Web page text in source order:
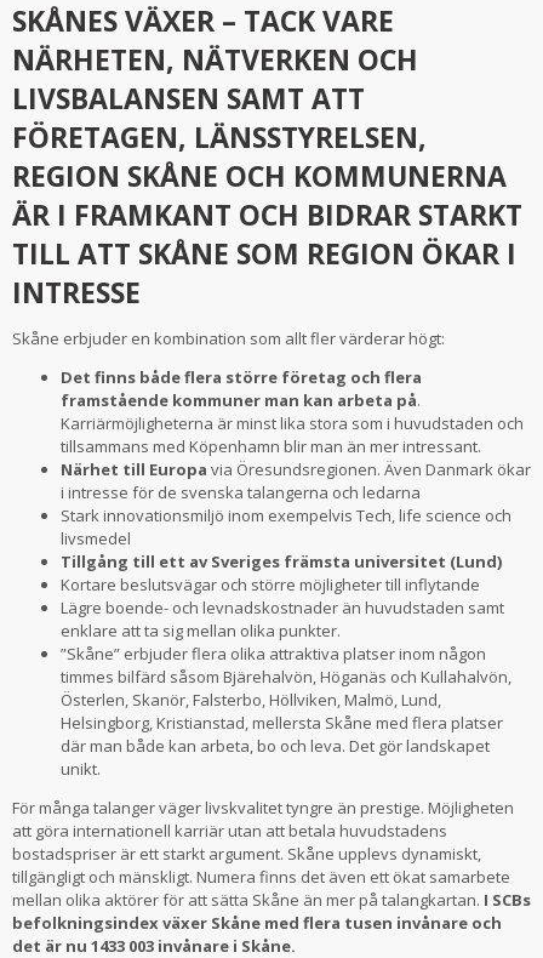
SKÅNES VÄXER – TACK VARE
NÄRHETEN, NÄTVERKEN OCH
LIVSBALANSEN SAMT ATT
FÖRETAGEN, LÄNSSTYRELSEN,
REGION SKÅNE OCH KOMMUNERNA
ÄR I FRAMKANT OCH BIDRAR STARKT
TILL ATT SKÅNE SOM REGION ÖKAR I
INTRESSE
Skåne erbjuder en kombination som allt fler värderar högt:
Det finns både flera större företag och flera
framstående kommuner man kan arbeta på.
Karriärmöjligheterna är minst lika stora som i huvudstaden och
tillsammans med Köpenhamn blir man än mer intressant.
Närhet till Europa via Öresundsregionen. Även Danmark ökar
i intresse för de svenska talangerna och ledarna
Stark innovationsmiljö inom exempelvis Tech, life science och
livsmedel
Tillgång till ett av Sveriges främsta universitet (Lund)
Kortare beslutsvägar och större möjligheter till inflytande
Lägre boende- och levnadskostnader än huvudstaden samt
enklare att ta sig mellan olika punkter.
”Skåne” erbjuder flera olika attraktiva platser inom någon
timmes bilfärd såsom Bjärehalvön, Höganäs och Kullahalvön,
Österlen, Skanör, Falsterbo, Höllviken, Malmö, Lund,
Helsingborg, Kristianstad, mellersta Skåne med flera platser
där man både kan arbeta, bo och leva. Det gör landskapet
unikt.
För många talanger väger livskvalitet tyngre än prestige. Möjligheten
att göra internationell karriär utan att betala huvudstadens
bostadspriser är ett starkt argument. Skåne upplevs dynamiskt,
tillgängligt och mänskligt. Numera finns det även ett ökat samarbete
mellan olika aktörer för att sätta Skåne än mer på talangkartan. I SCBs
befolkningsindex växer Skåne med flera tusen invånare och
det är nu 1433 003 invånare i Skåne.